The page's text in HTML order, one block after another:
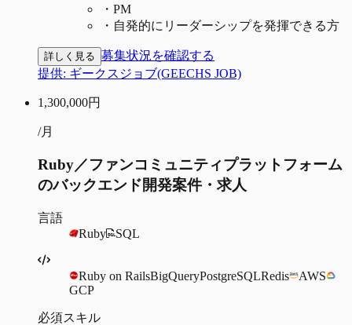
・ PM
・ 自発的にリーダーシップを発揮できる方
詳しく見る 募集状況を確認する
提供: ギークスジョブ(GEECHS JOB)
1,300,000円
/月
Ruby／ファンコミュニティプラットフォーム
のバックエンド開発案件・求人
言語
Ruby
SQL
Ruby on RailsBigQueryPostgreSQLRedis
AWS
GCP
必須スキル